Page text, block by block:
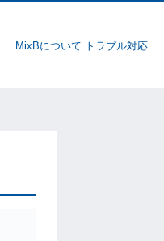
MixBについて トラブル対応